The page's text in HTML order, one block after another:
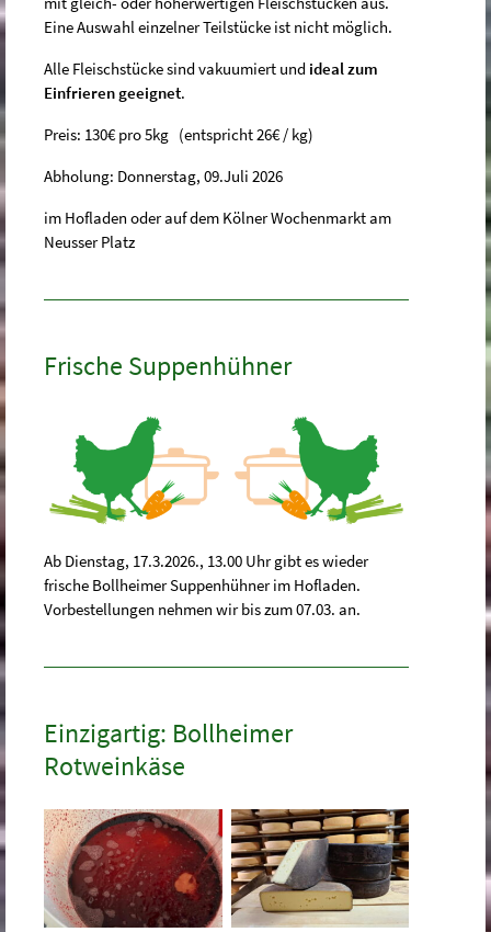
Eine Auswahl einzelner Teilstücke ist nicht möglich.
Alle Fleischstücke sind vakuumiert und ideal zum
Einfrieren geeignet.
Preis: 130€ pro 5kg (entspricht 26€ / kg)
Abholung: Donnerstag, 09.Juli 2026
im Hofladen oder auf dem Kölner Wochenmarkt am
Neusser Platz
Frische Suppenhühner
Ab Dienstag, 17.3.2026., 13.00 Uhr gibt es wieder
frische Bollheimer Suppenhühner im Hofladen.
Vorbestellungen nehmen wir bis zum 07.03. an.
Einzigartig: Bollheimer
Rotweinkäse